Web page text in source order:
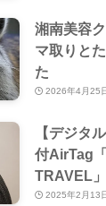
湘南美容
マ取りと
た
2026年4月25日
【デジタ
付AirTag
TRAVEL
2025年2月13